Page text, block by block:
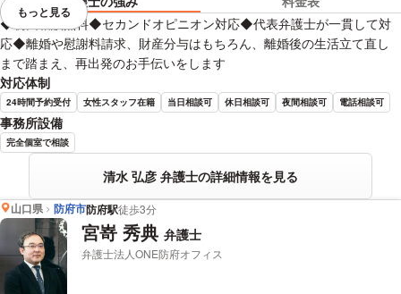
◆初回相談無料◆セカンドオピニオン対応◆代表弁護士が一貫して対
応◆離婚や慰謝料請求、財産分与はもちろん、離婚後の生活立て直し
まで踏まえ、再出発のお手伝いをします
対応体制
24時間予約受付 女性スタッフ在籍 当日相談可 休日相談可 夜間相談可 電話相談可
事務所設備
完全個室で相談
清水 弘彦 弁護士の詳細情報を見る
視覚的に省略されている要素を
もっと見る
山口県 防府市防府駅徒歩3分
宮嵜 秀典 弁護士
弁護士法人ONE防府オフィス